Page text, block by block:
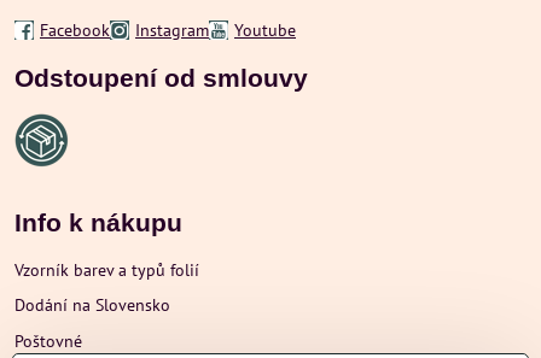
Facebook Instagram Youtube
Odstoupení od smlouvy
Info k nákupu
Vzorník barev a typů folií
Dodání na Slovensko
Poštovné